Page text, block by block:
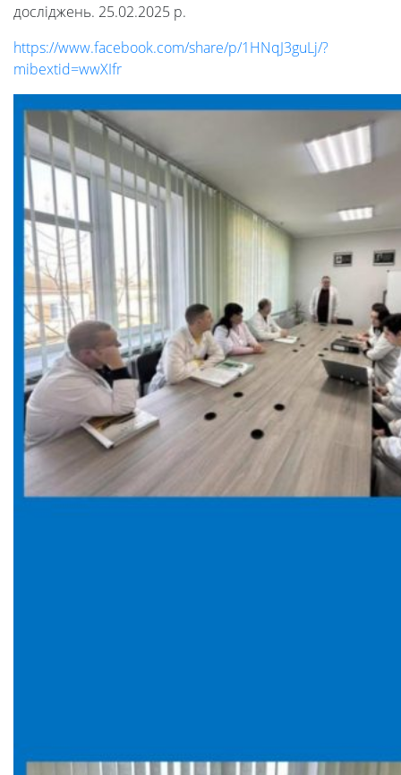
ліцей
досліджень. 25.02.2025 р.
https://www.facebook.com/share/p/1HNqJ3guLj/?
mibextid=wwXIfr